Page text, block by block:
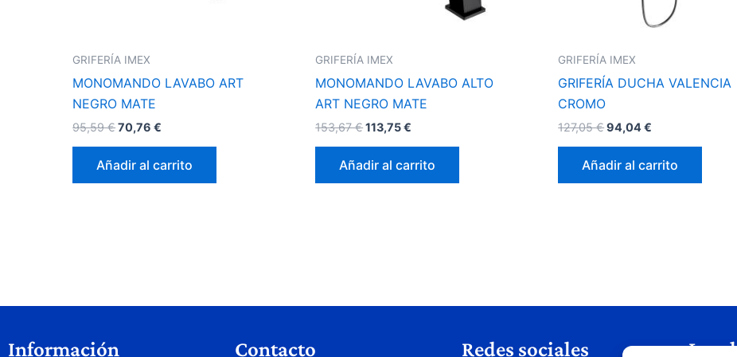
GRIFERÍA IMEX
MONOMANDO LAVABO ART
NEGRO MATE
95,59€70,76€
Añadir al carrito
GRIFERÍA IMEX
MONOMANDO LAVABO ALTO
ART NEGRO MATE
153,67€113,75€
Añadir al carrito
GRIFERÍA IMEX
GRIFERÍA DUCHA VALENCIA
CROMO
127,05€94,04€
Añadir al carrito
Información Contacto Redes sociales Legal